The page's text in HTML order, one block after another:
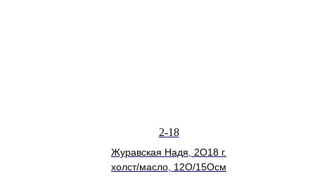
2-18
Журавская Надя, 2О18 г.
холст/масло, 12О/15Осм